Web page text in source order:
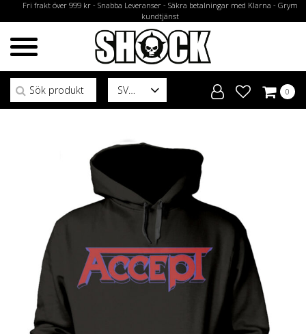
Fri frakt över 999 kr - Snabba Leveranser - Säkra betalningar med Klarna - Grym
kundtjänst
SV
Sök efter:
0